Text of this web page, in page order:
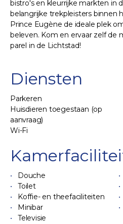
bistro's en kleurrijke markten in
belangrijke trekpleisters binnen
Prince Eugène de ideale plek
beleven. Kom en ervaar zelf de
parel in de Lichtstad!
Diensten
Parkeren
Huisdieren toegestaan (op
aanvraag)
Wi-Fi
Douche
Toilet
Koffie- en theefaciliteiten
Minibar
Televisie